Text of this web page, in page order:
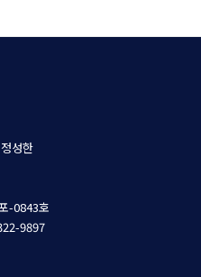
성한
-0843호
9897